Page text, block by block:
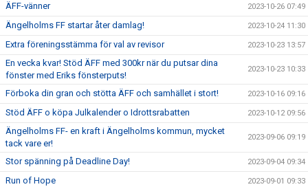
ÄFF-vänner 2023-10-26 07:49
Ängelholms FF startar åter damlag! 2023-10-24 11:30
Extra föreningsstämma för val av revisor 2023-10-23 13:57
En vecka kvar! Stöd ÄFF med 300kr när du putsar dina
fönster med Eriks fönsterputs!
2023-10-23 10:33
Förboka din gran och stötta ÄFF och samhället i stort! 2023-10-16 09:16
Stöd ÄFF o köpa Julkalender o Idrottsrabatten 2023-10-12 09:56
Ängelholms FF- en kraft i Ängelholms kommun, mycket
tack vare er!
2023-09-06 09:19
Stor spänning på Deadline Day! 2023-09-04 09:34
Run of Hope 2023-09-01 09:33